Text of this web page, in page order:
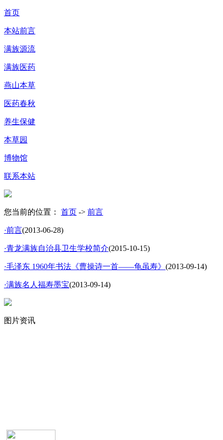
首页
本站前言
满族源流
满族医药
燕山本草
医药春秋
养生保健
本草园
博物馆
联系本站
您当前的位置： 首页 -> 前言
·前言(2013-06-28)
·青龙满族自治县卫生学校简介(2015-10-15)
·毛泽东 1960年书法《曹操诗一首——龟虽寿》 (2013-09-14)
·满族名人福寿墨宝(2013-09-14)
图片资讯